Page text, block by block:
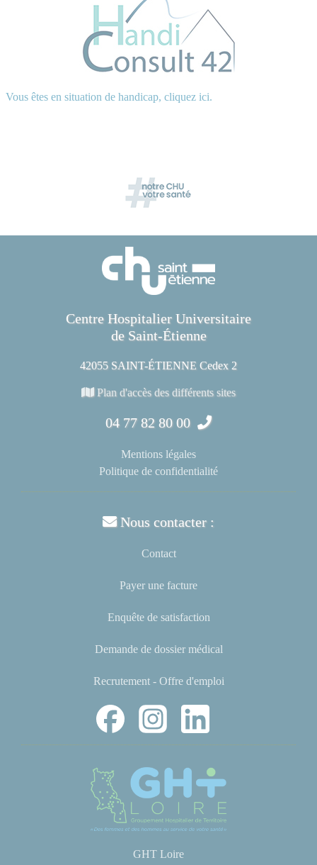
Vous êtes en situation de handicap, cliquez ici.
Centre Hospitalier Universitaire
de Saint-Étienne
42055 SAINT-ÉTIENNE Cedex 2
Plan d'accès des différents sites
04 77 82 80 00
Mentions légales
Politique de confidentialité
Nous contacter :
Contact
Payer une facture
Enquête de satisfaction
Demande de dossier médical
Recrutement - Offre d'emploi
GHT Loire